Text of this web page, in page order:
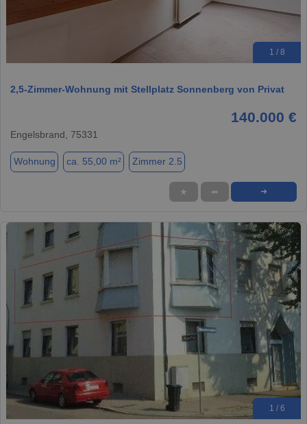
1 / 8
2,5-Zimmer-Wohnung mit Stellplatz Sonnenberg von Privat
140.000 €
Engelsbrand, 75331
Wohnung ca. 55,00 m² Zimmer 2.5
★ ➦ ➜
1 / 6